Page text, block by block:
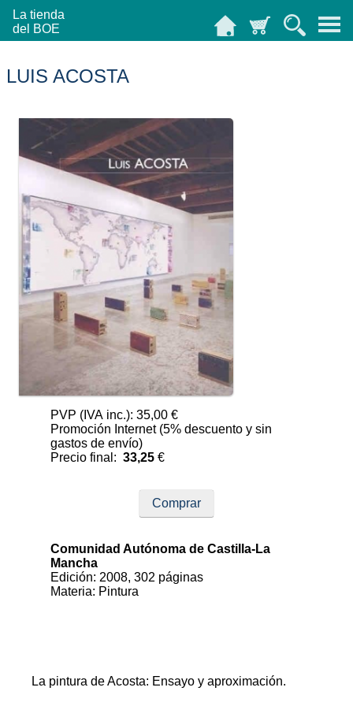
La tienda
del BOE
LUIS ACOSTA
PVP (IVA inc.): 35,00 €
Promoción Internet (5% descuento y sin
gastos de envío)
Precio final: 33,25 €
Comprar
Comunidad Autónoma de Castilla-La
Mancha
Edición: 2008, 302 páginas
Materia: Pintura
La pintura de Acosta: Ensayo y aproximación.